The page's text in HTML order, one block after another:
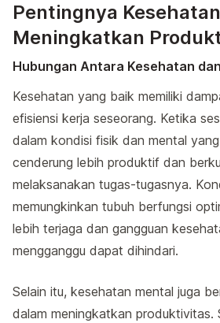
Pentingnya
Meningkatkan
Hubungan Antara Kesehatan
Kesehatan yang baik memiliki
efisiensi kerja seseorang. Ketika
dalam kondisi fisik dan mental
cenderung lebih produktif dan
melaksanakan tugas-tugasnya.
memungkinkan tubuh berfungsi
lebih terjaga dan gangguan
mengganggu dapat dihindari.
Selain itu, kesehatan mental juga
dalam meningkatkan produktivitas.